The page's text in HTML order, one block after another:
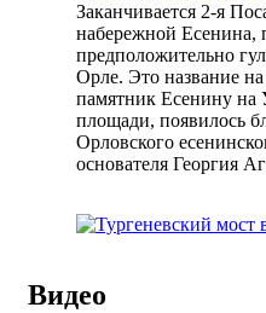
Заканчивается 2-я
набережной Есенина,
предположительно
Орле. Это название на
памятник Есенину на
площади, появилось
Орловского
основателя Георгия
Видео